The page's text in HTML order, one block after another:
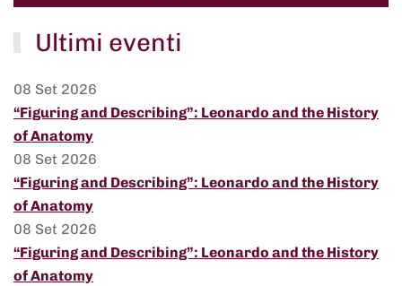
Ultimi eventi
08 Set 2026
“Figuring and Describing”: Leonardo and the History
of Anatomy
08 Set 2026
“Figuring and Describing”: Leonardo and the History
of Anatomy
08 Set 2026
“Figuring and Describing”: Leonardo and the History
of Anatomy